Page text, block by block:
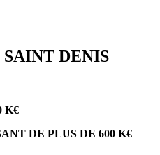
SAINT DENIS
K€
DE PLUS DE 600 K€